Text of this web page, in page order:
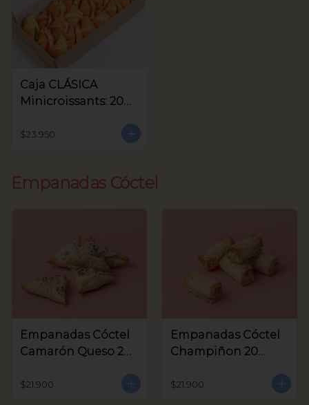
Caja CLÁSICA
Minicroissants: 20
$23.950
Empanadas Cóctel
Empanadas Cóctel
Camarón Queso 20
$21.900
Empanadas Cóctel
Champiñon 20
$21.900